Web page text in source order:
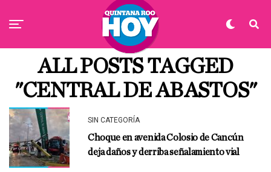
ALL POSTS TAGGED
"CENTRAL DE ABASTOS"
SIN CATEGORÍA
Choque en avenida Colosio de Cancún
deja daños y derriba señalamiento vial